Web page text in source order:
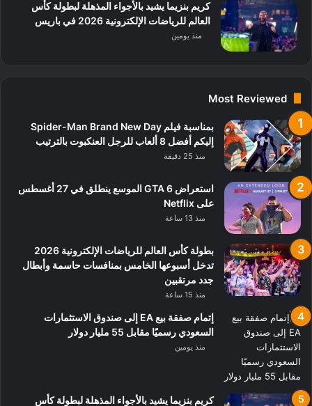
كريم بنزيما يشيد بالأجواء المذهلة لبطولة كأس
العالم للرياضات الإلكترونية 2026 في باريس
منذ يومين
Most Reviewed
بمناسبة فيلم Spider-Man Brand New Day
إليكم أفضل 8 ألعاب للرجل العنكبوت بالترتيب
منذ 25 دقيقة
استعراض GTA 6 الموسع ينطلق في 27 أغسطس
على Netflix
منذ 13 ساعة
بطولة كأس العالم للرياضات الإلكترونية 2026
تدخل أسبوعها الخامس بمنافسات حاسمة وأبطال
جدد مرتقبين
منذ 15 ساعة
إتمام صفقة بيع EA إلى صندوق الاستثمارات
السعودي رسميًا مقابل 55 مليار دولار
منذ يومين
كريم بنزيما يشيد بالأجواء المذهلة لبطولة كأس